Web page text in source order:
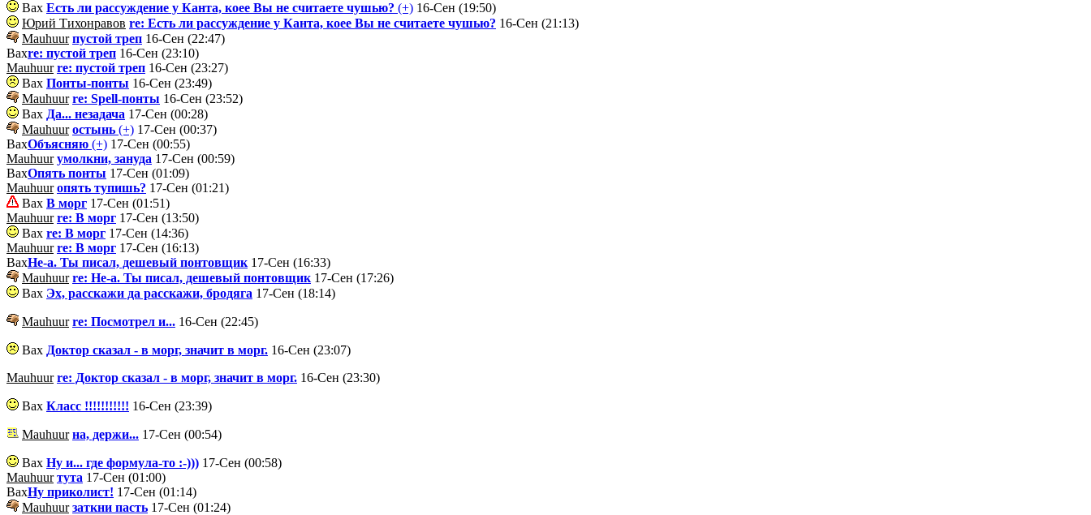
Вах Есть ли рассуждение у Канта, коее Вы не считаете чушью? (+) 16-Сен (19:50)
Юрий Тихонравов re: Есть ли рассуждение у Канта, коее Вы не считаете чушью? 16-Сен (21:13)
Mauhuur пустой треп 16-Сен (22:47)
Вахre: пустой треп 16-Сен (23:10)
Mauhuur re: пустой треп 16-Сен (23:27)
Вах Понты-понты 16-Сен (23:49)
Mauhuur re: Spell-понты 16-Сен (23:52)
Вах Да... незадача 17-Сен (00:28)
Mauhuur остынь (+) 17-Сен (00:37)
ВахОбъясняю (+) 17-Сен (00:55)
Mauhuur умолкни, зануда 17-Сен (00:59)
ВахОпять понты 17-Сен (01:09)
Mauhuur опять тупишь? 17-Сен (01:21)
Вах В морг 17-Сен (01:51)
Mauhuur re: В морг 17-Сен (13:50)
Вах re: В морг 17-Сен (14:36)
Mauhuur re: В морг 17-Сен (16:13)
ВахНе-а. Ты писал, дешевый понтовщик 17-Сен (16:33)
Mauhuur re: Не-а. Ты писал, дешевый понтовщик 17-Сен (17:26)
Вах Эх, расскажи да расскажи, бродяга 17-Сен (18:14)
Mauhuur re: Посмотрел и... 16-Сен (22:45)
Вах Доктор сказал - в морг, значит в морг. 16-Сен (23:07)
Mauhuur re: Доктор сказал - в морг, значит в морг. 16-Сен (23:30)
Вах Класс !!!!!!!!!!! 16-Сен (23:39)
Mauhuur на, держи... 17-Сен (00:54)
Вах Ну и... где формула-то :-))) 17-Сен (00:58)
Mauhuur тута 17-Сен (01:00)
ВахНу приколист! 17-Сен (01:14)
Mauhuur заткни пасть 17-Сен (01:24)